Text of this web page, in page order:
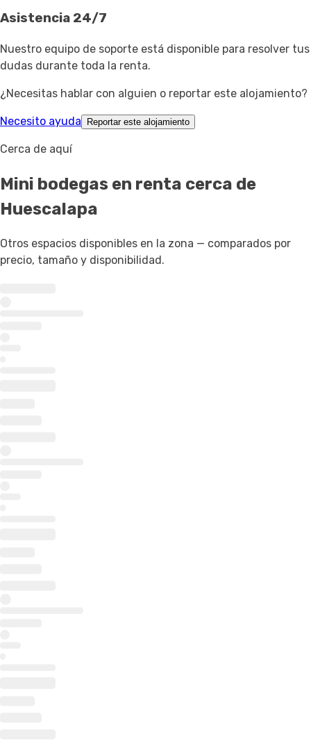
Asistencia 24/7
Nuestro equipo de soporte está disponible para resolver tus
dudas durante toda la renta.
¿Necesitas hablar con alguien o reportar este alojamiento?
Necesito ayuda Reportar este alojamiento
Cerca de aquí
Mini bodegas en renta cerca de
Huescalapa
Otros espacios disponibles en la zona — comparados por
precio, tamaño y disponibilidad.